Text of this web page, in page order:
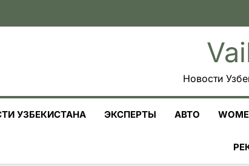
Новости
УЗБЕКИСТАНА ЭКСПЕРТЫ АВТО